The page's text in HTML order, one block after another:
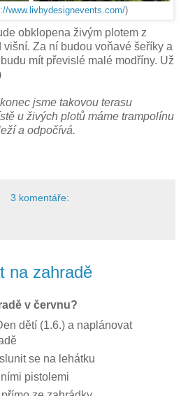
www.livbydesignevents.com/)
obklopena živým plotem z
višní. Za ní budou voňavé šeříky a
mít převislé malé modříny. Už
jsme takovou terasu
u živých plotů máme trampolínu
a odpočívá.
3 komentáře:
na zahradě
v červnu?
dětí (1.6.) a naplánovat
se na lehátku
pistolemi